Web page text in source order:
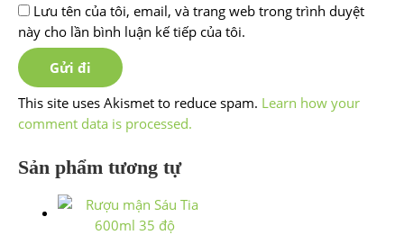
Lưu tên của tôi, email, và trang web trong trình duyệt
này cho lần bình luận kế tiếp của tôi.
This site uses Akismet to reduce spam. Learn how your
comment data is processed.
Sản phẩm tương tự